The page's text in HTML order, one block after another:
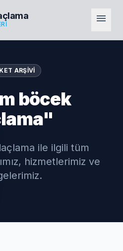
menu
ARŞIVI
böcek
ile ilgili tüm
hizmetlerimiz ve